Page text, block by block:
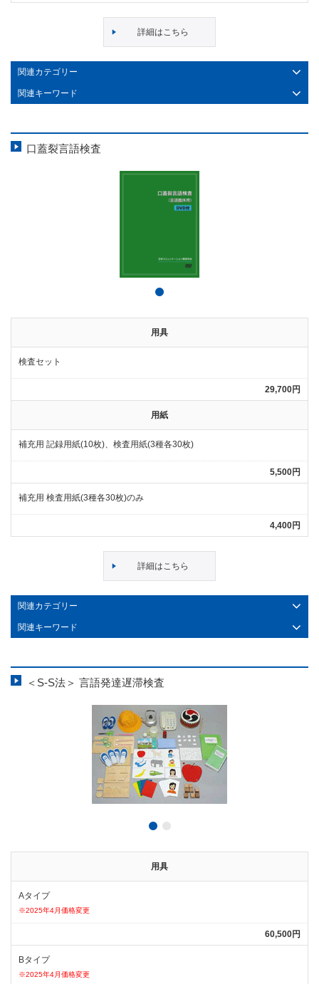
詳細はこちら
関連カテゴリー
関連キーワード
口蓋裂言語検査
用具
検査セット
29,700円
用紙
補充用 記録用紙(10枚)、検査用紙(3種各30枚)
5,500円
補充用 検査用紙(3種各30枚)のみ
4,400円
詳細はこちら
関連カテゴリー
関連キーワード
＜S-S法＞ 言語発達遅滞検査
用具
Aタイプ
※2025年4月価格変更
60,500円
Bタイプ
※2025年4月価格変更